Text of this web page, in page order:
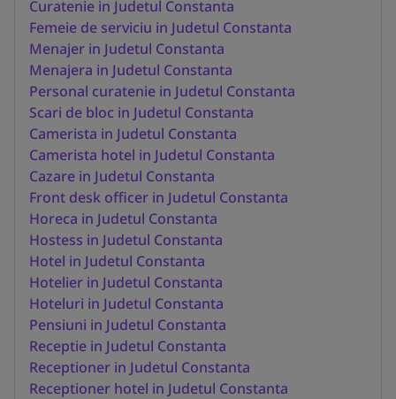
Curatenie in Judetul Constanta
Femeie de serviciu in Judetul Constanta
Menajer in Judetul Constanta
Menajera in Judetul Constanta
Personal curatenie in Judetul Constanta
Scari de bloc in Judetul Constanta
Camerista in Judetul Constanta
Camerista hotel in Judetul Constanta
Cazare in Judetul Constanta
Front desk officer in Judetul Constanta
Horeca in Judetul Constanta
Hostess in Judetul Constanta
Hotel in Judetul Constanta
Hotelier in Judetul Constanta
Hoteluri in Judetul Constanta
Pensiuni in Judetul Constanta
Receptie in Judetul Constanta
Receptioner in Judetul Constanta
Receptioner hotel in Judetul Constanta